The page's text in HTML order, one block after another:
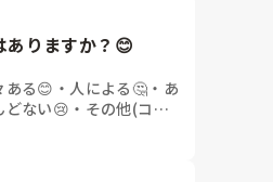
ありますか？😊
ある😊 ・ 人による🤔 ・ あ
どない😢 ・ その他(コメ